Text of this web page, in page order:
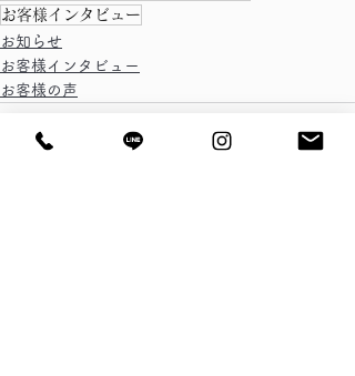
お客様インタビュー
お知らせ
お客様インタビュー
お客様の声